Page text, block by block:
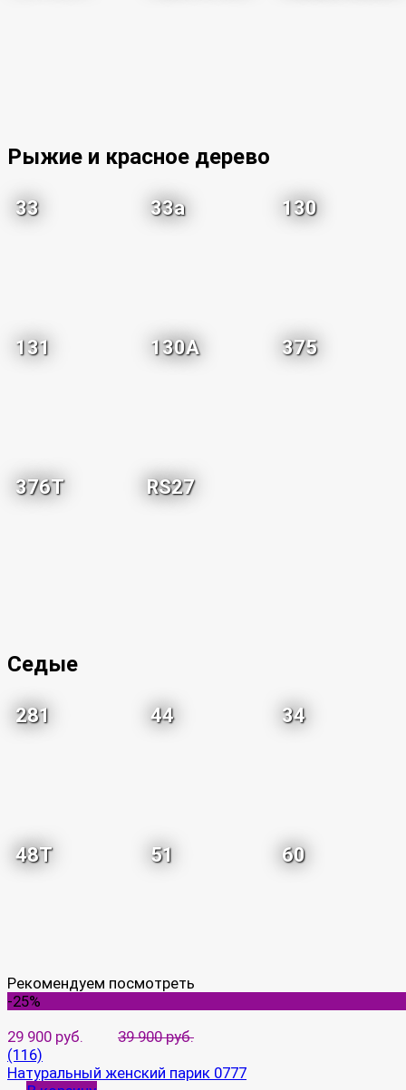
Рыжие и красное дерево
33 33a 130
131 130A 375
376T RS27
Седые
281 44 34
48T 51 60
Рекомендуем посмотреть
-25%
29 900 руб.
39 900 руб.
(116)
Натуральный женский парик 0777